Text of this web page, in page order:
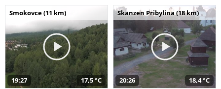
Smokovce (11 km)
19:27 17,5 °C
Skanzen Pribylina (18 km)
20:26 18,4 °C